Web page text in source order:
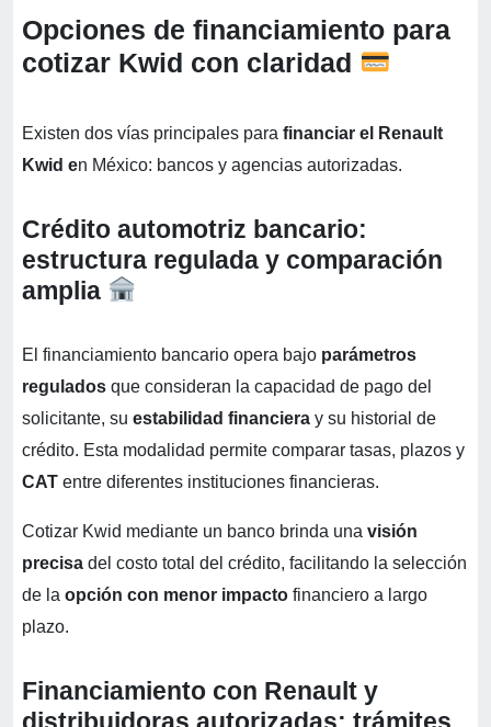
Opciones de financiamiento para
cotizar Kwid con claridad
Existen dos vías principales para financiar el Renault
Kwid en México: bancos y agencias autorizadas.
Crédito automotriz bancario:
estructura regulada y comparación
amplia
El financiamiento bancario opera bajo parámetros
regulados que consideran la capacidad de pago del
solicitante, su estabilidad financiera y su historial de
crédito. Esta modalidad permite comparar tasas, plazos y
CAT entre diferentes instituciones financieras.
Cotizar Kwid mediante un banco brinda una visión
precisa del costo total del crédito, facilitando la selección
de la opción con menor impacto financiero a largo
plazo.
Financiamiento con Renault y